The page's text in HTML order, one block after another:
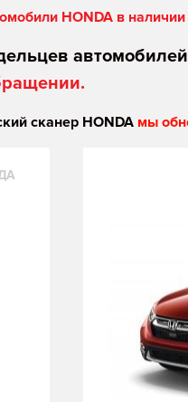
HONDA в наличии
сканер HONDA мы